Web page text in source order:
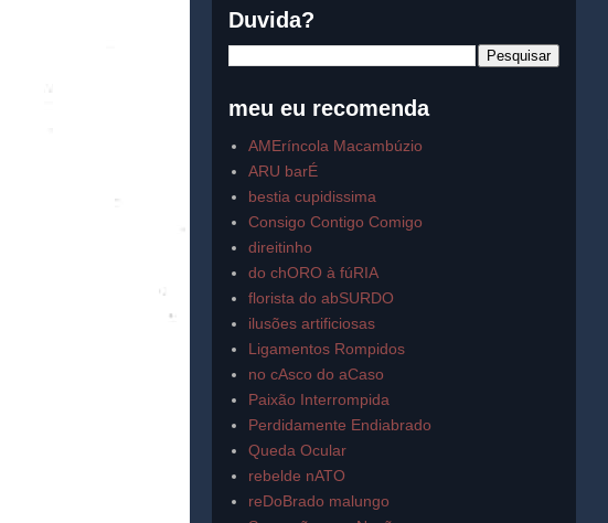
Duvida?
meu eu recomenda
AMEríncola Macambúzio
ARU barÉ
bestia cupidissima
Consigo Contigo Comigo
direitinho
do chORO à fúRIA
florista do abSURDO
ilusões artificiosas
Ligamentos Rompidos
no cAsco do aCaso
Paixão Interrompida
Perdidamente Endiabrado
Queda Ocular
rebelde nATO
reDoBrado malungo